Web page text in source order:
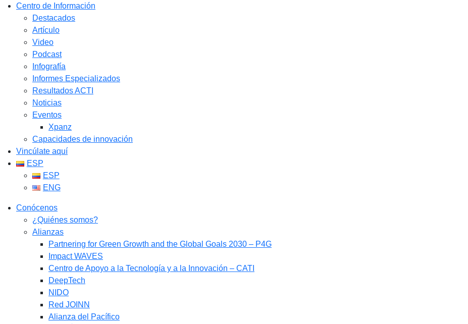
Centro de Información
Destacados
Artículo
Video
Podcast
Infografía
Informes Especializados
Resultados ACTI
Noticias
Eventos
Xpanz
Capacidades de innovación
Vincúlate aquí
ESP
ESP
ENG
Conócenos
¿Quiénes somos?
Alianzas
Partnering for Green Growth and the Global Goals 2030 – P4G
Impact WAVES
Centro de Apoyo a la Tecnología y a la Innovación – CATI
DeepTech
NIDO
Red JOINN
Alianza del Pacífico